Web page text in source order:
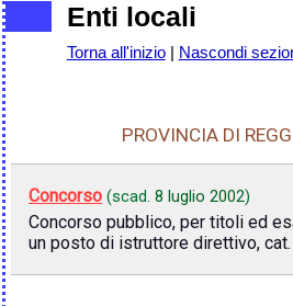
Enti locali
Torna all'inizio| Nascondi
PROVINCIA DI
Concorso (scad. 8 luglio 2002)
Concorso pubblico, per titoli ed
un posto di istruttore direttivo, cat.